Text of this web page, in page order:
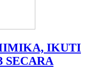
IKUTI
SECARA